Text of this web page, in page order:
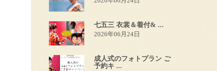
七五三 衣裳＆着付& ...
2026年06月24日
成人式のフォトプラン ご
予約キ ...